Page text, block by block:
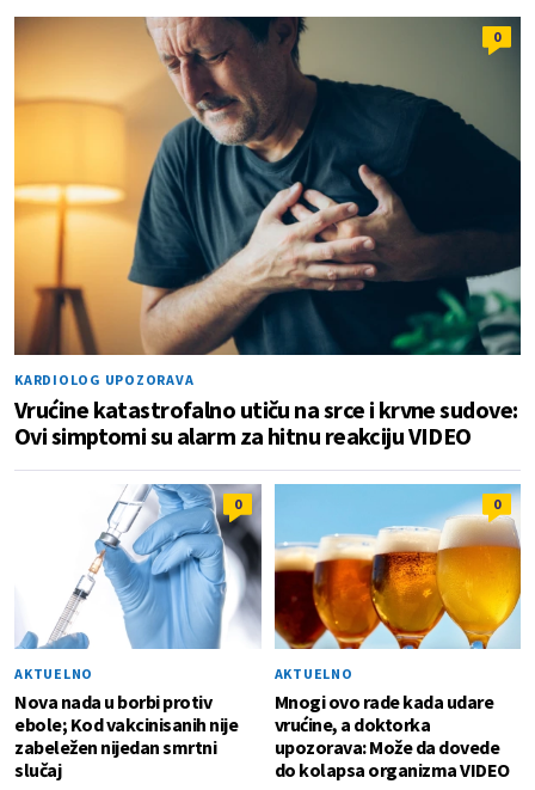
0
KARDIOLOG UPOZORAVA
Vrućine katastrofalno utiču na srce i krvne sudove:
Ovi simptomi su alarm za hitnu reakciju VIDEO
0
AKTUELNO
Nova nada u borbi protiv
ebole; Kod vakcinisanih nije
zabeležen nijedan smrtni
slučaj
0
AKTUELNO
Mnogi ovo rade kada udare
vrućine, a doktorka
upozorava: Može da dovede
do kolapsa organizma VIDEO